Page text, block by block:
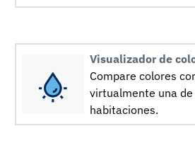
Visualizador de
Compare colores
virtualmente una
habitaciones.